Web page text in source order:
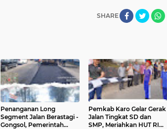
SHARE
Penanganan Long
Segment Jalan Berastagi -
Gongsol, Pemerintah
Pemkab Karo Gelar Gerak
Jalan Tingkat SD dan
SMP, Meriahkan HUT RI